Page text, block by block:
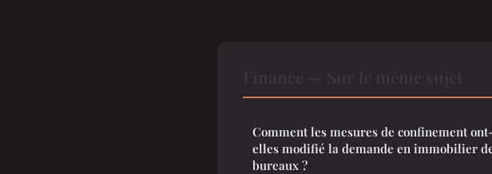
Comment les mesures de confinement
elles modifié la demande en immobilier
bureaux ?